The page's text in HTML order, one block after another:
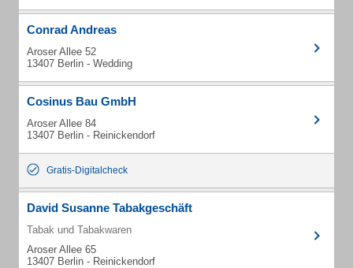
Conrad Andreas
Aroser Allee 52
13407 Berlin - Wedding
Cosinus Bau GmbH
Aroser Allee 84
13407 Berlin - Reinickendorf
Gratis-Digitalcheck
David Susanne Tabakgeschäft
Tabak und Tabakwaren
Aroser Allee 65
13407 Berlin - Reinickendorf